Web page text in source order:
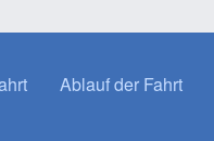
Ablauf der Fahrt